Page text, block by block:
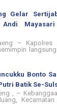
Gelar
Andi
– Kapolres
Bonto
Batik Se-
, –